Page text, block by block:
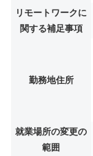
リモートワークに
関する補足事項
勤務地住所
就業場所の変更の
範囲